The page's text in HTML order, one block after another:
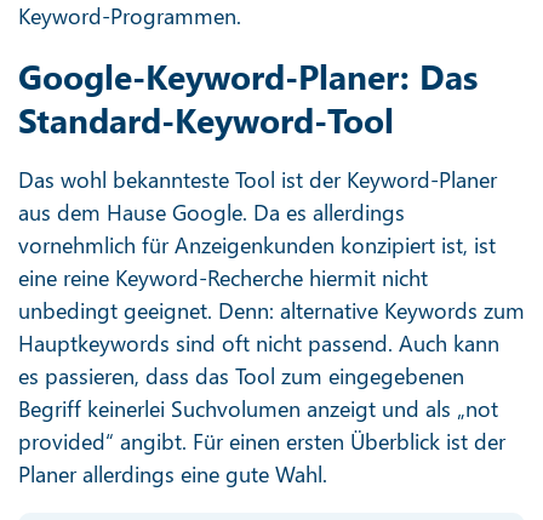
Keyword-Programmen.
Google-Keyword-Planer: Das
Standard-Keyword-Tool
Das wohl bekannteste Tool ist der Keyword-Planer
aus dem Hause Google. Da es allerdings
vornehmlich für Anzeigenkunden konzipiert ist, ist
eine reine Keyword-Recherche hiermit nicht
unbedingt geeignet. Denn: alternative Keywords zum
Hauptkeywords sind oft nicht passend. Auch kann
es passieren, dass das Tool zum eingegebenen
Begriff keinerlei Suchvolumen anzeigt und als „not
provided“ angibt. Für einen ersten Überblick ist der
Planer allerdings eine gute Wahl.